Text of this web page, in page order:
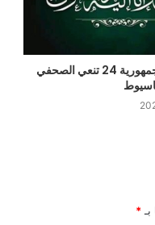
البقاء لله .. الجمهورية 24 تنعي الصحفي
بـ *